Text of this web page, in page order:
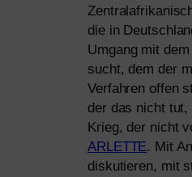
die in
Umgang mit
sucht, dem der
Verfahren offen
der das nicht tut,
Krieg, der nicht
ARLETTE. Mit
dis­ku­tie­ren, mit